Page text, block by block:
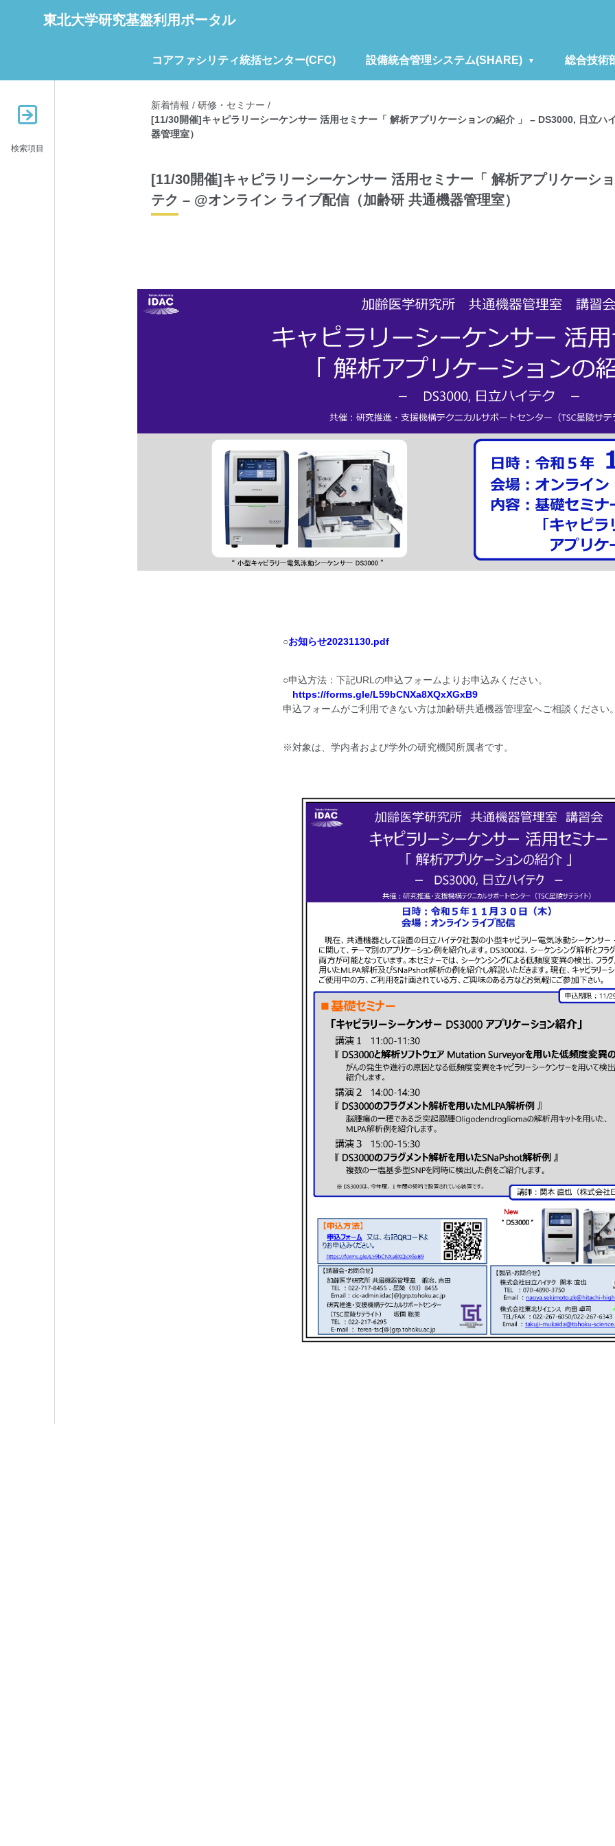
東北大学研究基盤利用ポータル
コアファシリティ統括センター(CFC) 設備統合管理システム(SHARE) 総合技術
検索項目
新着情報 / 研修・セミナー /
[11/30開催]キャピラリーシーケンサー 活用セミナー「 解析アプリケーションの紹介 」 – DS3000, 日立ハ
器管理室）
[11/30開催]キャピラリーシーケンサー 活用セミナー「 解析アプリケーシ
テク – @オンライン ライブ配信（加齢研 共通機器管理室）
○お知らせ20231130.pdf
○申込方法：下記URLの申込フォームよりお申込みください。
https://forms.gle/L59bCNXa8XQxXGxB9
申込フォームがご利用できない方は加齢研共通機器管理室へご相談ください
※対象は、学内者および学外の研究機関所属者です。